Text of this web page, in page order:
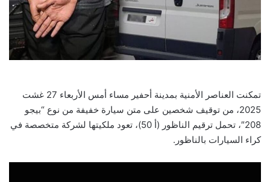
تمكنت العناصر الأمنية بمدينة أحفير مساء أمس الأربعاء 27 غشت
2025، من توقيف شخصين على متن سيارة خفيفة من نوع “بيجو
208″، تحمل ترقيم الناظور (أ 50)، تعود ملكيتها لشركة متخصصة في
كراء السيارات بالناظور.